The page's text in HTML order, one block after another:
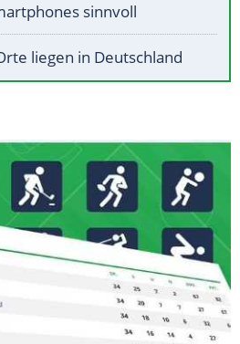
sinnvoll
liegen in Deutschland